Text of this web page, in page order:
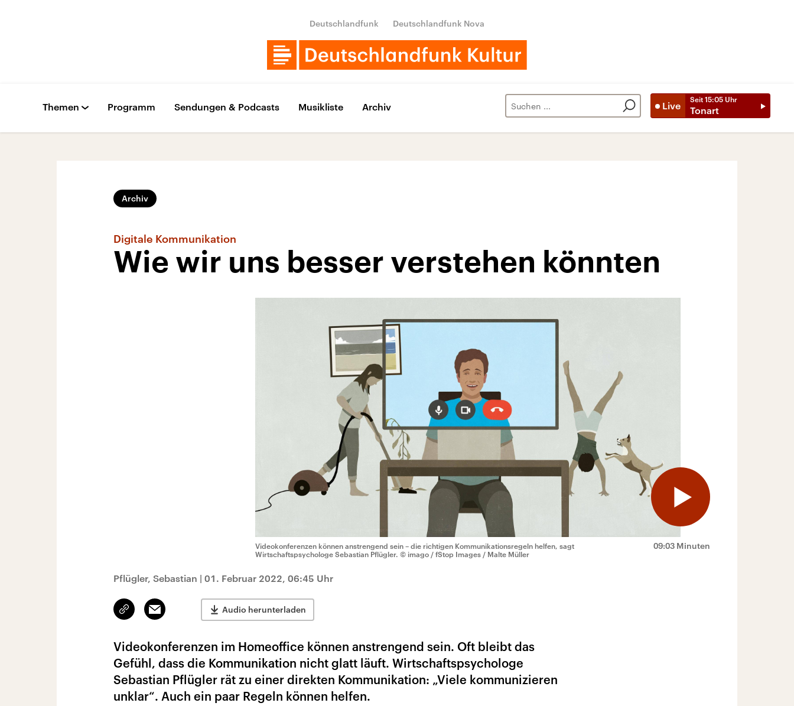
Deutschlandfunk Deutschlandfunk Nova
Live
Seit 15:05 Uhr
Tonart
Themen Programm Sendungen & Podcasts Musikliste Archiv
Archiv
Digitale Kommunikation
Wie wir uns besser verstehen könnten
09:03 Minuten
Videokonferenzen können anstrengend sein – die richtigen Kommunikationsregeln helfen, sagt
Wirtschaftspsychologe Sebastian Pflügler. © imago / fStop Images / Malte Müller
Pflügler, Sebastian | 01. Februar 2022, 06:45 Uhr
Link
kopieren/teilen
Email Audio herunterladen
Videokonferenzen im Homeoffice können anstrengend sein. Oft bleibt das
Gefühl, dass die Kommunikation nicht glatt läuft. Wirtschaftspsychologe
Sebastian Pflügler rät zu einer direkten Kommunikation: „Viele kommunizieren
unklar“. Auch ein paar Regeln können helfen.